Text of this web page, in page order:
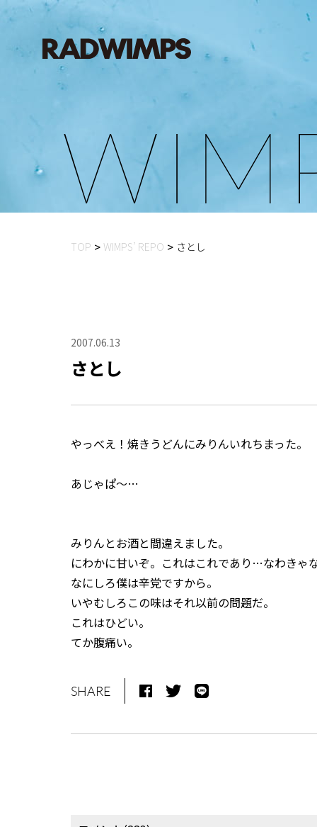
W IM
TOP WIMPS’ REPO さとし
2007.06.13
さとし
やっべえ！焼きうどんにみりんいれちまった。
あじゃぱ～…
みりんとお酒と間違えました。
にわかに甘いぞ。これはこれであり…なわきゃ
なにしろ僕は辛党ですから。
いやむしろこの味はそれ以前の問題だ。
これはひどい。
てか腹痛い。
SHARE